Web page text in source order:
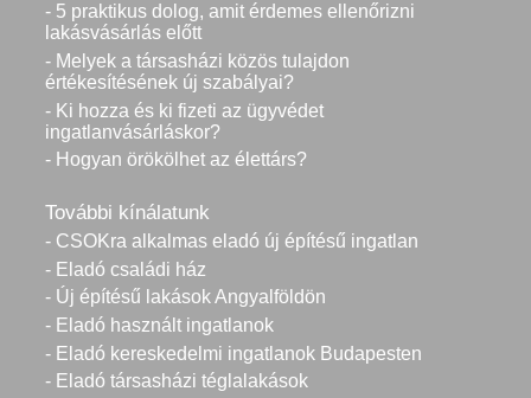
- 5 praktikus dolog, amit érdemes ellenőrizni
lakásvásárlás előtt
- Melyek a társasházi közös tulajdon
értékesítésének új szabályai?
- Ki hozza és ki fizeti az ügyvédet
ingatlanvásárláskor?
- Hogyan örökölhet az élettárs?
További kínálatunk
- CSOKra alkalmas eladó új építésű ingatlan
- Eladó családi ház
- Új építésű lakások Angyalföldön
- Eladó használt ingatlanok
- Eladó kereskedelmi ingatlanok Budapesten
- Eladó társasházi téglalakások